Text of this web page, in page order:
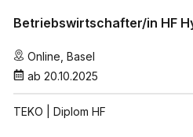
Betriebswirtschafter/in HF
Online Basel
ab 20.10.2025
TEKO | Diplom HF